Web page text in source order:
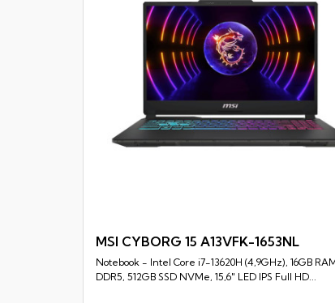
Rychlý náhled
MSI CYBORG 15 A13VFK-1653NL
Notebook - Intel Core i7-13620H (4,9GHz), 16GB
DDR5, 512GB SSD NVMe, 15,6" LED IPS Full HD...